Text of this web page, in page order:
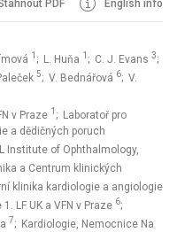
PDF English info
1 ; L. Huňa 1 ; C. J. Evans 3;
5; V. Bednářová 6; V.
v Praze 1 ; Laboratoř pro
a dědičných poruch
Institute of Ophthalmology,
a Centrum klinických
klinika kardiologie a angiologie
LF UK a VFN v Praze 6;
7; Kardiologie, Nemocnice Na